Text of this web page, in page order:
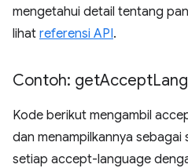
mengetahui detail tentang
lihat referensi API.
Contoh: getAccept
Kode berikut mengambil
dan menampilkannya
setiap accept-language